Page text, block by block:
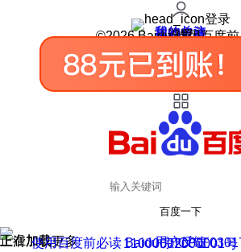
登录
我的关注
我的收藏
皮肤中心
用户反馈
设置
©2026 Baidu 使用百度
百度一下
正在加载
上滑加载更多 用户反馈
使用百度前必读 Baidu 京ICP证
京公网安备11000002000001号